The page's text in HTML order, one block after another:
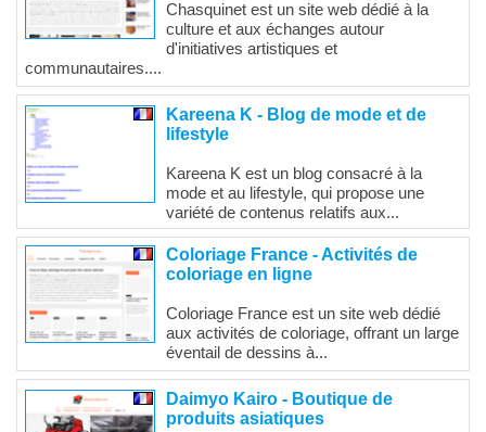
Chasquinet est un site web dédié à la
culture et aux échanges autour
d'initiatives artistiques et
communautaires....
Kareena K - Blog de mode et de
lifestyle
Kareena K est un blog consacré à la
mode et au lifestyle, qui propose une
variété de contenus relatifs aux...
Coloriage France - Activités de
coloriage en ligne
Coloriage France est un site web dédié
aux activités de coloriage, offrant un large
éventail de dessins à...
Daimyo Kairo - Boutique de
produits asiatiques